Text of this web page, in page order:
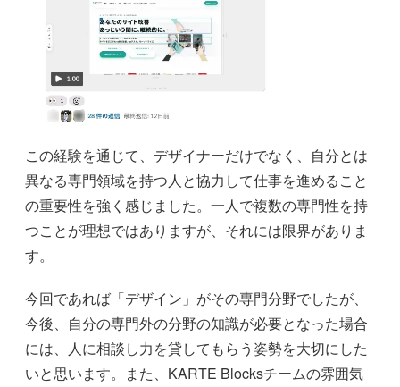
この経験を通じて、デザイナーだけでなく、自分とは
異なる専門領域を持つ人と協力して仕事を進めること
の重要性を強く感じました。一人で複数の専門性を持
つことが理想ではありますが、それには限界がありま
す。
今回であれば「デザイン」がその専門分野でしたが、
今後、自分の専門外の分野の知識が必要となった場合
には、人に相談し力を貸してもらう姿勢を大切にした
いと思います。また、KARTE Blocksチームの雰囲気